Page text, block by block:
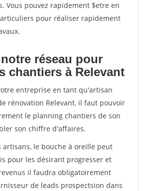
Vous pouvez rapidement $etre en
pour réaliser rapidement
réseau pour
chantiers à Relevant
entreprise en tant qu'artisan
rénovation Relevant, il faut pouvoir
le planning chantiers de son
son chiffre d'affaires.
artisans, le bouche à oreille peut
pour les désirant progresser et
il faudra obligatoirement
de leads prospectsion dans